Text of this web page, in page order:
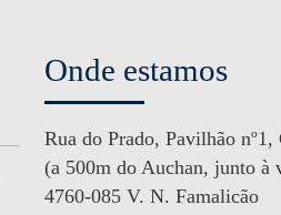
Onde estamos
Rua do Prado, Pavilhão nº1,
(a 500m do Auchan, junto à
4760-085 V. N. Famalicão